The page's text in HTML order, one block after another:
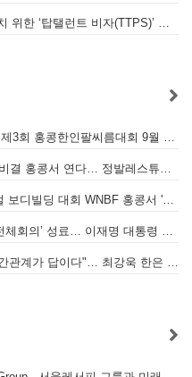
[홍콩 비자 안내] 세계적 우수 인재 유치 위한 ‘탑탤런트 비자(TTPS)’ 주요 요건
세계 챔피언 홍지승 선수 홍콩 온다… 제3회 홍콩한인팔씨름대회 9월 12일 개최
[홍콩한인] 세계 무대 누비는 ‘K-발레’ 비결 홍콩서 연다… 정발레스튜디오 개원
[홍콩한인] 이흥수 약사, 세계적 내추럴 보디빌딩 대회 WNBF 홍콩서 '마스터 부문 1위' 기염
[홍콩한인] 민주평통 ‘2026 유라시아 전체회의’ 성료… 이재명 대통령 참석으로 의미 더해
[인터뷰] "불확실한 미래, 성실함과 인간관계가 답이다"… 최강욱 한은 부소장이 청소년들에게 전하는 응원